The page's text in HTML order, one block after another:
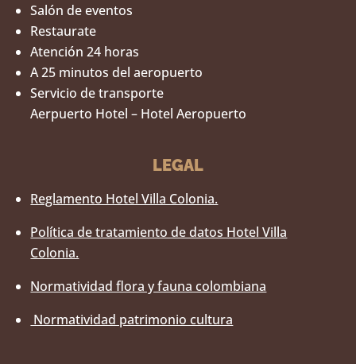
Salón de eventos
Restaurate
Atención 24 horas
A 25 minutos del aeropuerto
Servicio de transporte
Aerpuerto Hotel – Hotel Aeropuerto
LEGAL
Reglamento Hotel Villa Colonia.
Política de tratamiento de datos Hotel Villa
Colonia.
Normatividad flora y fauna colombiana
Normatividad patrimonio cultura